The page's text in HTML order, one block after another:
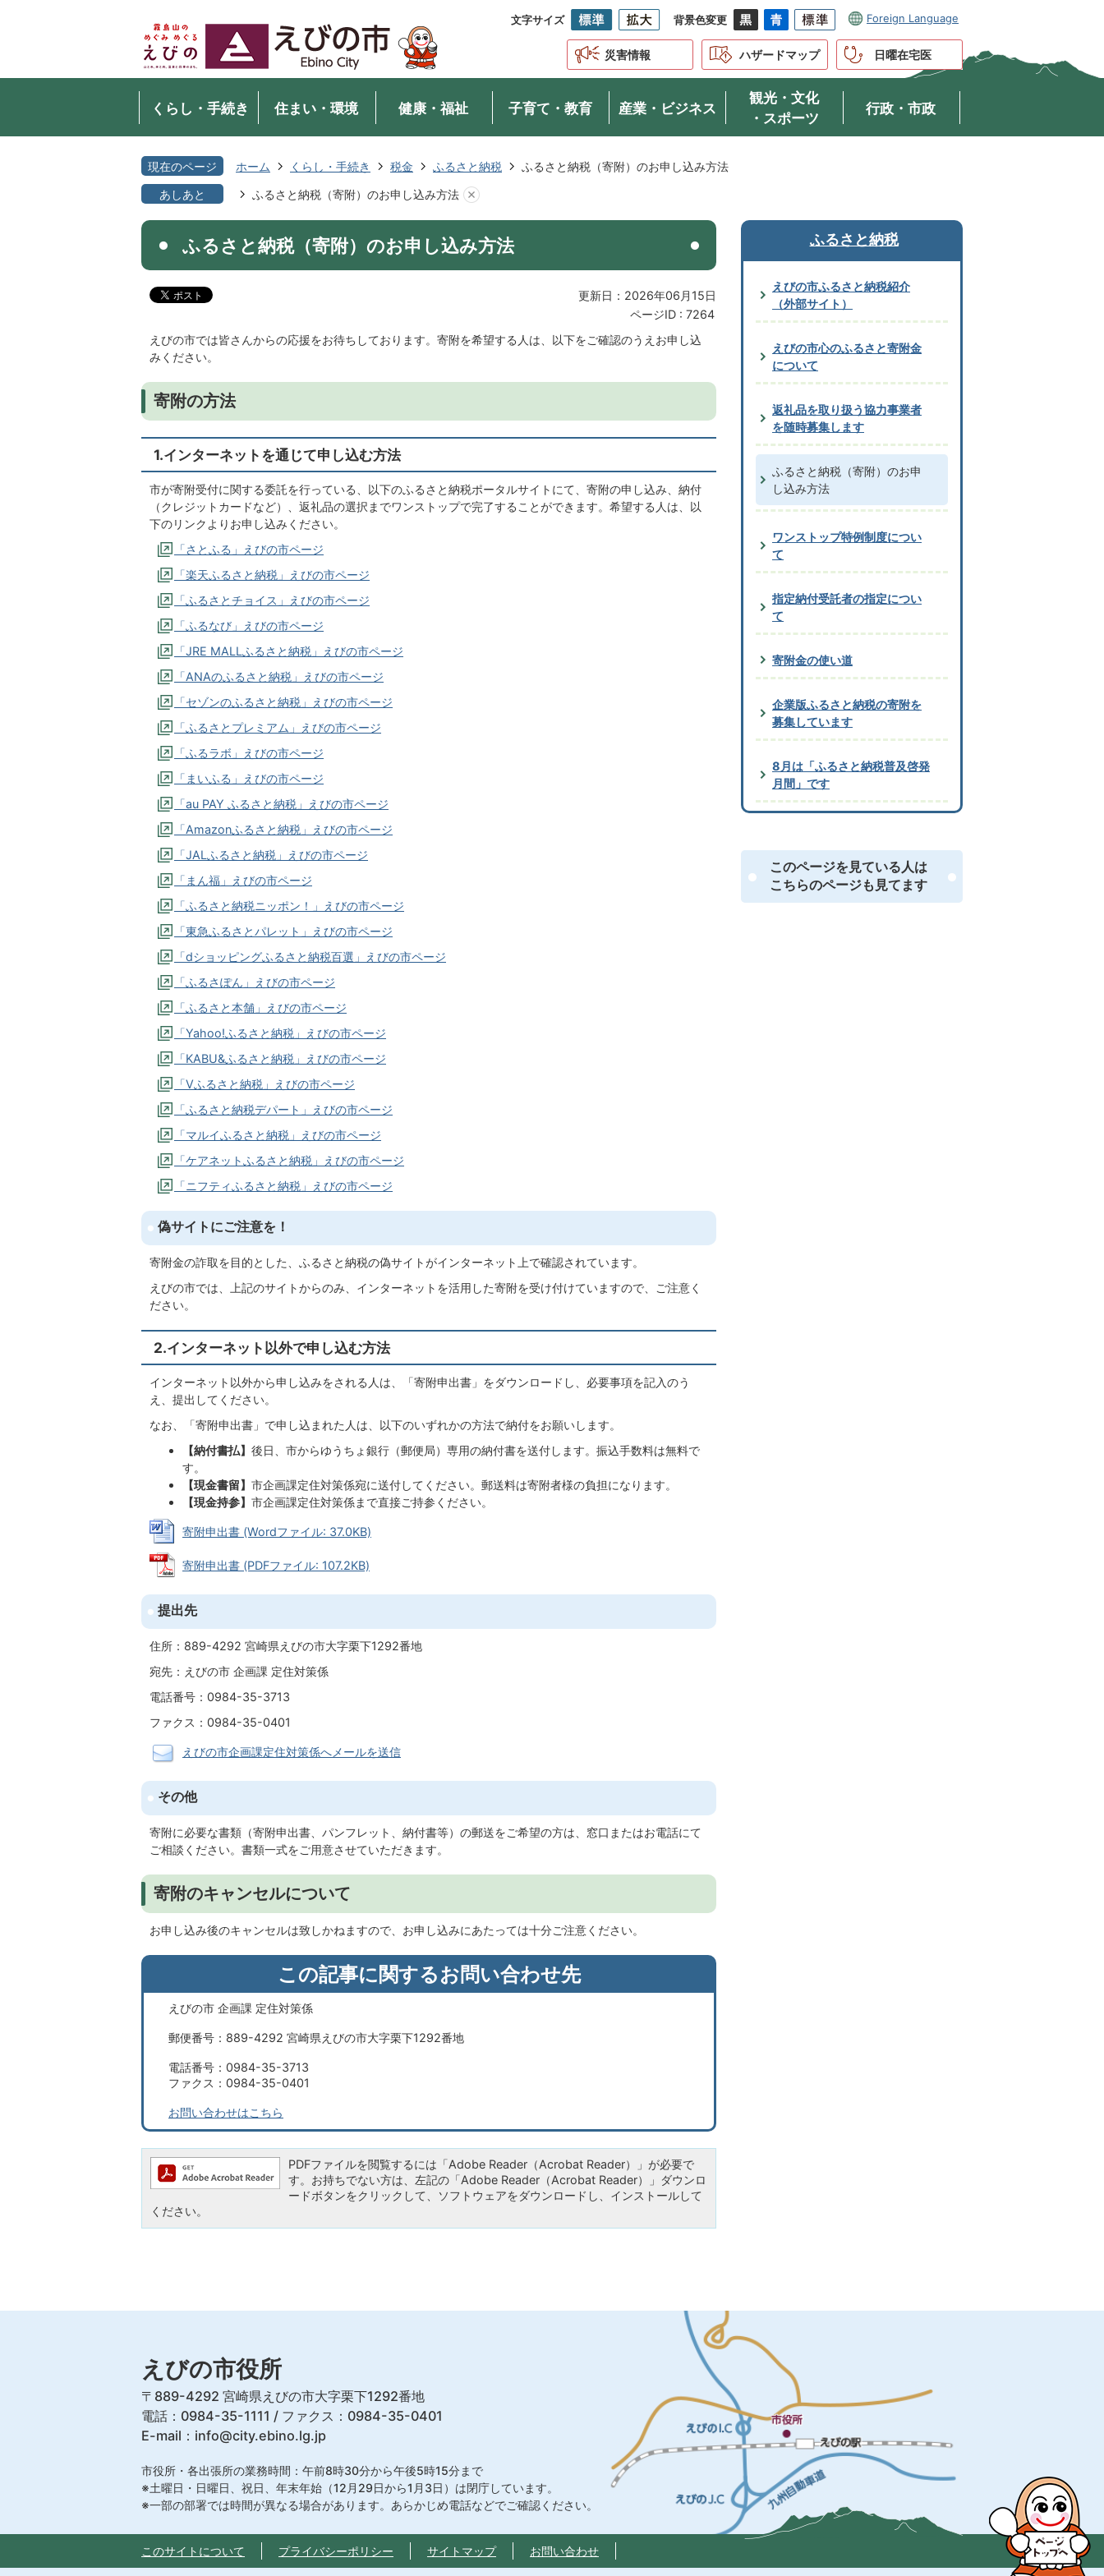
文字サイズ 背景色変更 Foreign Language
災害情報 ハザードマップ 日曜在宅医
くらし・手続き 住まい・環境 健康・福祉 子育て・教育 産業・ビジネス
観光・文化
・スポーツ
行政・市政
現在のページ ホーム くらし・手続き 税金 ふるさと納税
ふるさと納税（寄附）のお申し込み方法
あしあと
ふるさと納税（寄附）のお申し込み方法
ふるさと納税（寄附）のお申し込み方法
更新日：2026年06月15日
ページID : 7264
えびの市では皆さんからの応援をお待ちしております。寄附を希望する人は、以下をご確認のうえお申し込
みください。
寄附の方法
1.インターネットを通じて申し込む方法
市が寄附受付に関する委託を行っている、以下のふるさと納税ポータルサイトにて、寄附の申し込み、納付
（クレジットカードなど）、返礼品の選択までワンストップで完了することができます。希望する人は、以
下のリンクよりお申し込みください。
「さとふる」えびの市ページ
「楽天ふるさと納税」えびの市ページ
「ふるさとチョイス」えびの市ページ
「ふるなび」えびの市ページ
「JRE MALLふるさと納税」えびの市ページ
「ANAのふるさと納税」えびの市ページ
「セゾンのふるさと納税」えびの市ページ
「ふるさとプレミアム」えびの市ページ
「ふるラボ」えびの市ページ
「まいふる」えびの市ページ
「au PAY ふるさと納税」えびの市ページ
「Amazonふるさと納税」えびの市ページ
「JALふるさと納税」えびの市ページ
「まん福」えびの市ページ
「ふるさと納税ニッポン！」えびの市ページ
「東急ふるさとパレット」えびの市ページ
「dショッピングふるさと納税百選」えびの市ページ
「ふるさぽん」えびの市ページ
「ふるさと本舗」えびの市ページ
「Yahoo!ふるさと納税」えびの市ページ
「KABU&ふるさと納税」えびの市ページ
「Vふるさと納税」えびの市ページ
「ふるさと納税デパート」えびの市ページ
「マルイふるさと納税」えびの市ページ
「ケアネットふるさと納税」えびの市ページ
「ニフティふるさと納税」えびの市ページ
偽サイトにご注意を！
寄附金の詐取を目的とした、ふるさと納税の偽サイトがインターネット上で確認されています。
えびの市では、上記のサイトからのみ、インターネットを活用した寄附を受け付けていますので、ご注意く
ださい。
2.インターネット以外で申し込む方法
インターネット以外から申し込みをされる人は、「寄附申出書」をダウンロードし、必要事項を記入のう
え、提出してください。
なお、「寄附申出書」で申し込まれた人は、以下のいずれかの方法で納付をお願いします。
【納付書払】後日、市からゆうちょ銀行（郵便局）専用の納付書を送付します。振込手数料は無料で
す。
【現金書留】市企画課定住対策係宛に送付してください。郵送料は寄附者様の負担になります。
【現金持参】市企画課定住対策係まで直接ご持参ください。
寄附申出書 (Wordファイル: 37.0KB)
寄附申出書 (PDFファイル: 107.2KB)
提出先
住所：889-4292 宮崎県えびの市大字栗下1292番地
宛先：えびの市 企画課 定住対策係
電話番号：0984-35-3713
ファクス：0984-35-0401
えびの市企画課定住対策係へメールを送信
その他
寄附に必要な書類（寄附申出書、パンフレット、納付書等）の郵送をご希望の方は、窓口またはお電話にて
ご相談ください。書類一式をご用意させていただきます。
寄附のキャンセルについて
お申し込み後のキャンセルは致しかねますので、お申し込みにあたっては十分ご注意ください。
この記事に関するお問い合わせ先
えびの市 企画課 定住対策係
郵便番号：889-4292 宮崎県えびの市大字栗下1292番地
電話番号：0984-35-3713
ファクス：0984-35-0401
お問い合わせはこちら
PDFファイルを閲覧するには「Adobe Reader（Acrobat Reader）」が必要で
す。お持ちでない方は、左記の「Adobe Reader（Acrobat Reader）」ダウンロ
ードボタンをクリックして、ソフトウェアをダウンロードし、インストールして
ください。
ふるさと納税
えびの市ふるさと納税紹介
（外部サイト）
えびの市心のふるさと寄附金
について
返礼品を取り扱う協力事業者
を随時募集します
ふるさと納税（寄附）のお申
し込み方法
ワンストップ特例制度につい
て
指定納付受託者の指定につい
て
寄附金の使い道
企業版ふるさと納税の寄附を
募集しています
8月は「ふるさと納税普及啓発
月間」です
このページを見ている人は
こちらのページも見てます
えびの市役所
〒889-4292 宮崎県えびの市大字栗下1292番地
電話：0984-35-1111 / ファクス：0984-35-0401
E-mail： info@city.ebino.lg.jp
市役所・各出張所の業務時間：午前8時30分から午後5時15分まで
※土曜日・日曜日、祝日、年末年始（12月29日から1月3日）は閉庁しています。
※一部の部署では時間が異なる場合があります。あらかじめ電話などでご確認ください。
このサイトについて プライバシーポリシー サイトマップ お問い合わせ